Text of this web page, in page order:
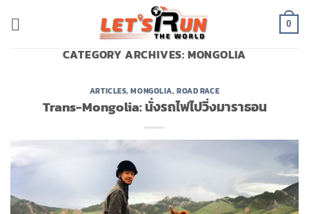
0
CATEGORY ARCHIVES: MONGOLIA
ARTICLES,MONGOLIA,ROAD RACE
Trans-Mongolia: นั่งรถไฟไปวิ่งมาราธอน